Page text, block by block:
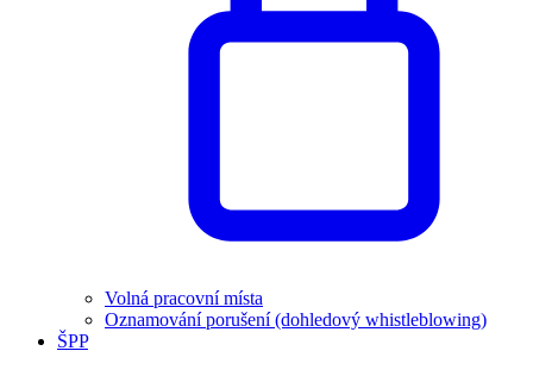
Volná pracovní místa
Oznamování porušení (dohledový whistleblowing)
ŠPP